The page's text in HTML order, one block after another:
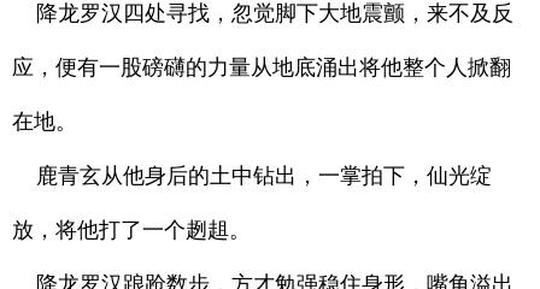
降龙罗汉四处寻找，忽觉脚下大地震颤，来不及反
应，便有一股磅礴的力量从地底涌出将他整个人掀翻
在地。
鹿青玄从他身后的土中钻出，一掌拍下，仙光绽
放，将他打了一个趔趄。
降龙罗汉踉跄数步，方才勉强稳住身形，嘴角溢出